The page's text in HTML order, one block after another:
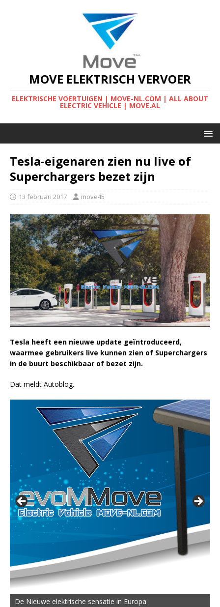
MOVE ELEKTRISCH VERVOER
ELEKTRISCHE VOERTUIGEN | MOVE-NL.COM | ALL ABOUT
ELECTRIC VEHICLE | MOVE.AL
Tesla-eigenaren zien nu live of
Superchargers bezet zijn
13 februari 2017 move45
Tesla heeft een nieuwe update geïntroduceerd,
waarmee gebruikers live kunnen zien of Superchargers
in de buurt beschikbaar of bezet zijn.
Dat meldt Autoblog.
De Nieuwe elektrische sensatie in Europa